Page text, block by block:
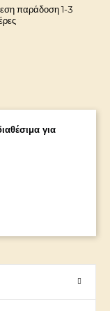
παράδοση 1-3
για